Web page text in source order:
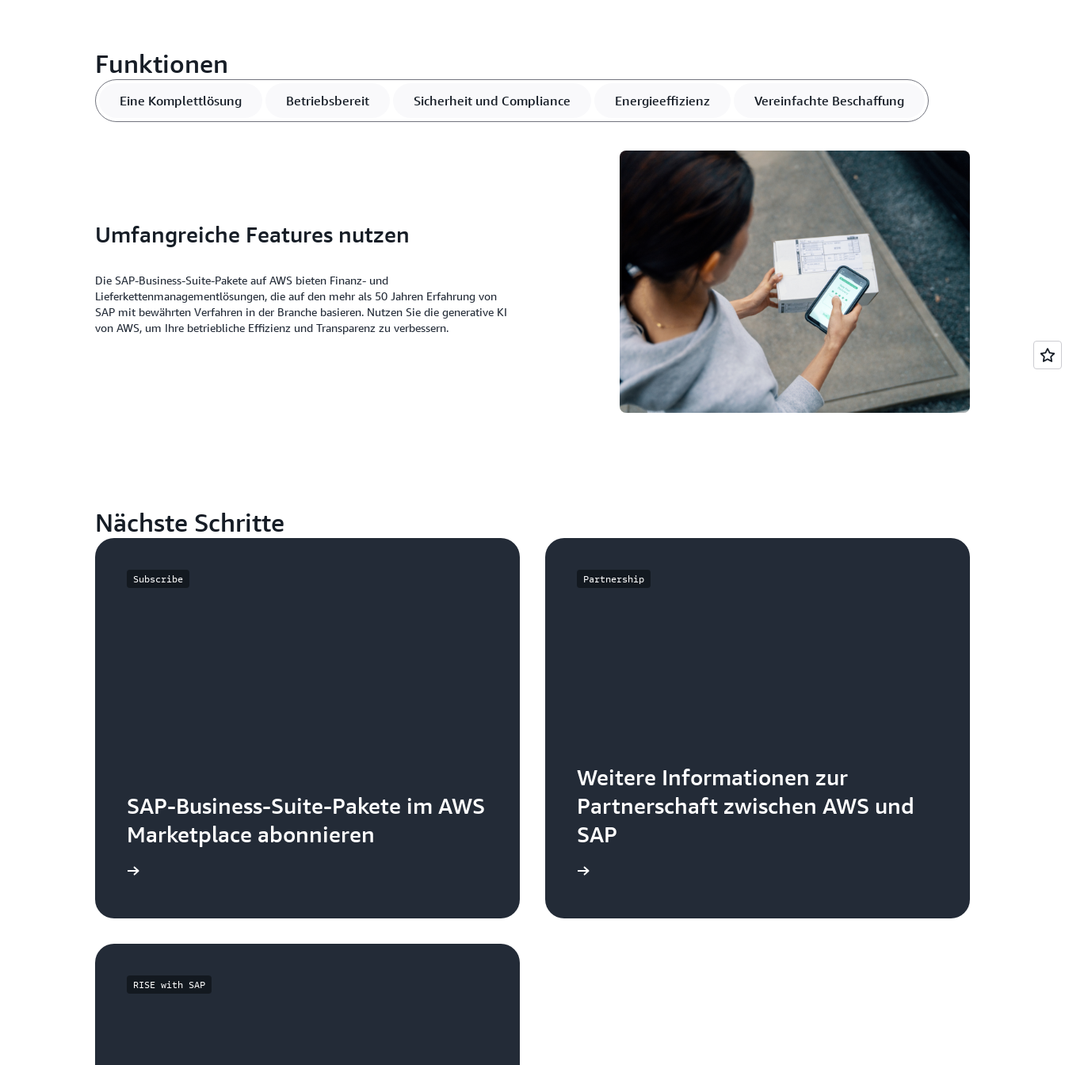
Funktionen
Eine Komplettlösung Betriebsbereit Sicherheit und Compliance Energieeffizienz Vereinfachte Beschaffung
Umfangreiche Features nutzen
Die SAP-Business-Suite-Pakete auf AWS bieten Finanz- und
Lieferkettenmanagementlösungen, die auf den mehr als 50 Jahren Erfahrung von
SAP mit bewährten Verfahren in der Branche basieren. Nutzen Sie die generative KI
von AWS, um Ihre betriebliche Effizienz und Transparenz zu verbessern.
Nächste Schritte
Subscribe
SAP-Business-Suite-Pakete im AWS
Marketplace abonnieren
Partnership
Weitere Informationen zur
Partnerschaft zwischen AWS und
SAP
RISE with SAP